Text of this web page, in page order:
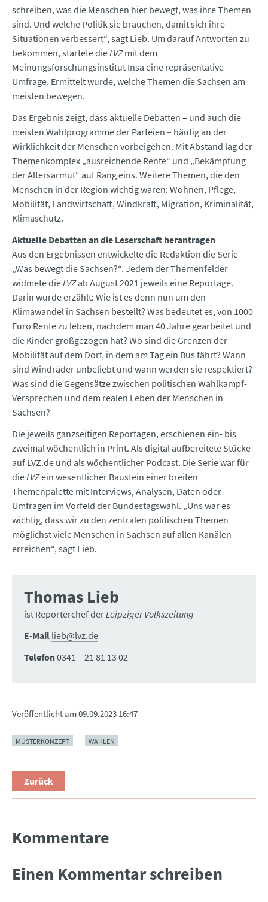
schreiben, was die Menschen hier bewegt, was ihre Themen
sind. Und welche Politik sie brauchen, damit sich ihre
Situationen verbessert“, sagt Lieb. Um darauf Antworten zu
bekommen, startete dieLVZmit dem
Meinungsforschungsinstitut Insa eine repräsentative
Umfrage. Ermittelt wurde, welche Themen die Sachsen am
meisten bewegen.
Das Ergebnis zeigt, dass aktuelle Debatten – und auch die
meisten Wahlprogramme der Parteien – häufig an der
Wirklichkeit der Menschen vorbeigehen. Mit Abstand lag der
Themenkomplex „ausreichende Rente“ und „Bekämpfung
der Altersarmut“ auf Rang eins. Weitere Themen, die den
Menschen in der Region wichtig waren: Wohnen, Pflege,
Mobilität, Landwirtschaft, Windkraft, Migration, Kriminalität,
Klimaschutz.
Aktuelle Debatten an die Leserschaft herantragen
Aus den Ergebnissen entwickelte die Redaktion die Serie
„Was bewegt die Sachsen?“. Jedem der Themenfelder
widmete dieLVZab August 2021 jeweils eine Reportage.
Darin wurde erzählt: Wie ist es denn nun um den
Klimawandel in Sachsen bestellt? Was bedeutet es, von 1000
Euro Rente zu leben, nachdem man 40 Jahre gearbeitet und
die Kinder großgezogen hat? Wo sind die Grenzen der
Mobilität auf dem Dorf, in dem am Tag ein Bus fährt? Wann
sind Windräder unbeliebt und wann werden sie respektiert?
Was sind die Gegensätze zwischen politischen Wahlkampf-
Versprechen und dem realen Leben der Menschen in
Sachsen?
Die jeweils ganzseitigen Reportagen, erschienen ein- bis
zweimal wöchentlich in Print. Als digital aufbereitete Stücke
auf LVZ.de und als wöchentlicher Podcast. Die Serie war für
dieLVZein wesentlicher Baustein einer breiten
Themenpalette mit Interviews, Analysen, Daten oder
Umfragen im Vorfeld der Bundestagswahl. „Uns war es
wichtig, dass wir zu den zentralen politischen Themen
möglichst viele Menschen in Sachsen auf allen Kanälen
erreichen“, sagt Lieb.
Thomas Lieb
ist Reporterchef derLeipziger Volkszeitung
E-Mail lieb@lvz.de
Telefon0341 – 21 81 13 02
Veröffentlicht am09.09.2023 16:47
MUSTERKONZEPT WAHLEN
Zurück
Kommentare
Einen Kommentar schreiben